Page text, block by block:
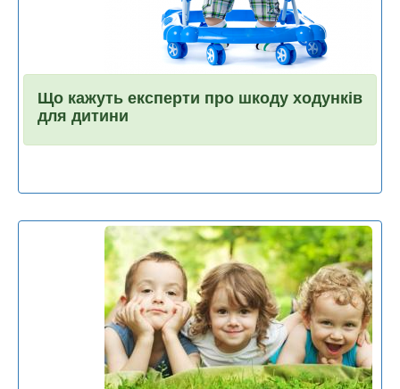
Що кажуть експерти про шкоду ходунків
для дитини